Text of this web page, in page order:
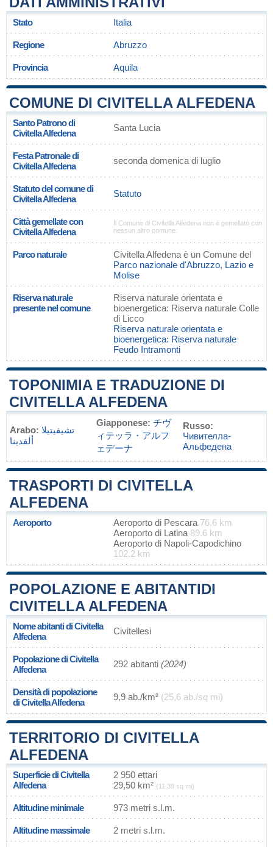
Stato Italia
Regione Abruzzo
Provincia Aquila
COMUNE DI CIVITELLA ALFEDENA
Santo Patrono di
Civitella Alfedena
Santa Lucia
Festa Patronale di
Civitella Alfedena
seconda domenica di luglio
Statuto del comune di
Civitella Alfedena
Statuto
Città gemellate con
Civitella Alfedena
Il Comune di Civitella Alfedena non è gemellato con
nessun altro comune.
Parco naturale
Civitella Alfedena è un Comune del
Parco nazionale d'Abruzzo, Lazio e
Molise
Riserva naturale
presente nel comune
Riserva naturale orientata e
bioenergetica: Riserva naturale Colle
di Licco
Riserva naturale orientata e
bioenergetica: Riserva naturale
Feudo Intramonti
TOPONIMIA E TRADUZIONE DI
CIVITELLA ALFEDENA
Arabo: تشيفيتيلا
ألفدينا
Giapponese: チヴ
ィテッラ・アルフ
ェデーナ
Russo:
Чивителла-
Альфедена
TRASPORTI DI CIVITELLA
ALFEDENA
Aeroporto Aeroporto di Pescara 76.6 km
Aeroporto di Latina 89.6 km
Aeroporto di Napoli-Capodichino
102.2 km
POPOLAZIONE E ABITANTIDI
CIVITELLA ALFEDENA
Nome abitanti di Civitella
Alfedena
Civitellesi
Popolazione di Civitella
Alfedena
292 abitanti (2024)
Densità di popolazione
di Civitella Alfedena
9,9 ab./km² (25,6 ab./sq mi)
TERRITORIO DI CIVITELLA
ALFEDENA
Superficie di Civitella
Alfedena
2 950 ettari
29,50 km² (11,39 sq mi)
Altitudine minimale 973 metri s.l.m.
Altitudine massimale 2 metri s.l.m.